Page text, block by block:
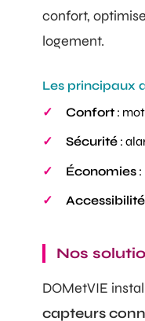
confort,
logement.
Les principaux
Confort :
Sécurité :
Économies
Accessibilité
Nos
DOMetVIE
capteurs